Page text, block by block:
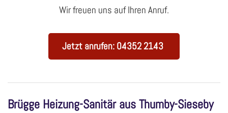
Wir freuen uns auf Ihren Anruf.
Jetzt anrufen: 04352 2143
Brügge Heizung-Sanitär aus Thumby-Sieseby